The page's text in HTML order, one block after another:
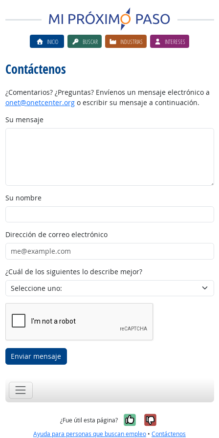
INICIO BUSCAR INDUSTRIAS INTERESES
Contáctenos
¿Comentarios? ¿Preguntas? Envíenos un mensaje electrónico a
onet@onetcenter.orgo escribir su mensaje a continuación.
Su mensaje
Su nombre
Dirección de correo electrónico
¿Cuál de los siguientes lo describe mejor?
Enviar mensaje
¿Fue útil esta página? Sí, fue útil
No, no fue
Ayuda para personas que buscan empleo • Contáctenos